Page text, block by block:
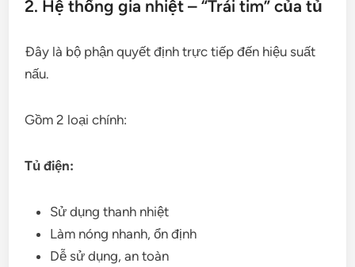
2. Hệ thống gia nhiệt – “Trái tim” của tủ
Đây là bộ phận quyết định trực tiếp đến hiệu suất
nấu.
Gồm 2 loại chính:
Tủ điện:
Sử dụng thanh nhiệt
Làm nóng nhanh, ổn định
Dễ sử dụng, an toàn